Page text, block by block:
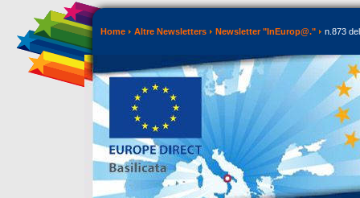
Home Altre Newsletters Newsletter "InEurop@." n.873